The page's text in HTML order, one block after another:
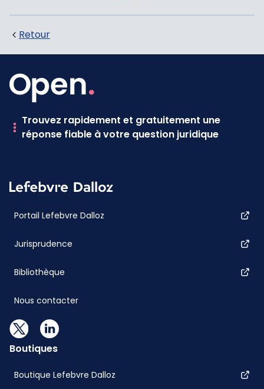
Retour
Trouvez rapidement et gratuitement une
réponse fiable à votre question juridique
Portail Lefebvre Dalloz
Jurisprudence
Bibliothèque
Nous contacter
Boutiques
Boutique Lefebvre Dalloz